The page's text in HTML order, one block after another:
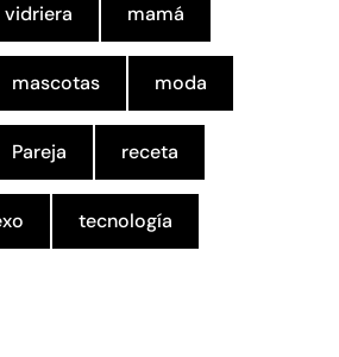
vidriera mamá
mascotas moda
Pareja receta
tecnología